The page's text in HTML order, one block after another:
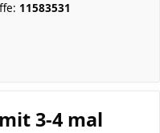
11583531
3-4 mal